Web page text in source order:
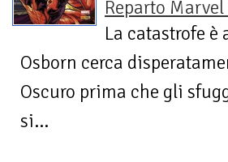
Reparto
La catastrofe
Osborn cerca
Oscuro prima che gli
si...